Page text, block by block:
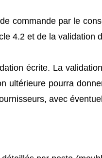
commande par le
4.2 et de la validation
écrite. La
ultérieure pourra
avec